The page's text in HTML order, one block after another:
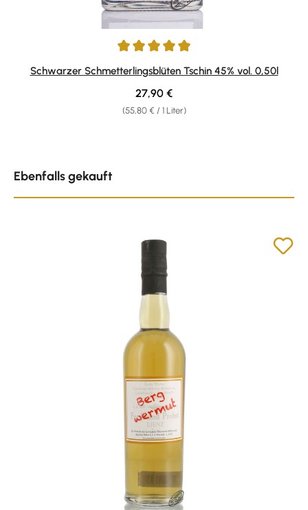
Durchschnittliche Bewertung von 4.9 von 5 Sternen
Schwarzer Schmetterlingsblüten Tschin 45% vol. 0,50l
(55,80 € / 1 Liter)
Regulärer Preis:
27,90 €
Ebenfalls gekauft